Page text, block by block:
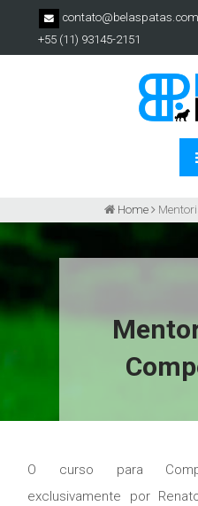
+55 (11) 93145-2151
Home
O curso para
exclusivamente por